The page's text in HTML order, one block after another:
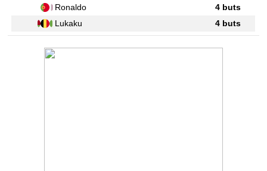
Ronaldo
4 buts
Lukaku
4 buts